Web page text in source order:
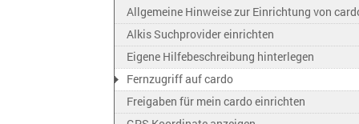
Allgemeine Hinweise zur Einrichtung von
Alkis Suchprovider einrichten
Eigene Hilfebeschreibung hinterlegen
Fernzugriff auf cardo
Freigaben für mein cardo einrichten